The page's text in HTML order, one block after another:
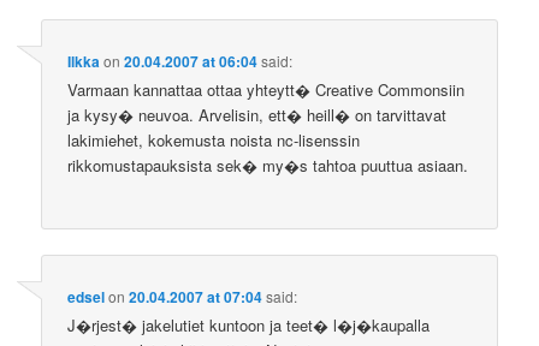
Ilkkaon20.04.2007 at 06:04said:
Varmaan kannattaa ottaa yhteytt� Creative Commonsiin
ja kysy� neuvoa. Arvelisin, ett� heill� on tarvittavat
lakimiehet, kokemusta noista nc-lisenssin
rikkomustapauksista sek� my�s tahtoa puuttua asiaan.
edselon20.04.2007 at 07:04said:
J�rjest� jakelutiet kuntoon ja teet� l�j�kaupalla